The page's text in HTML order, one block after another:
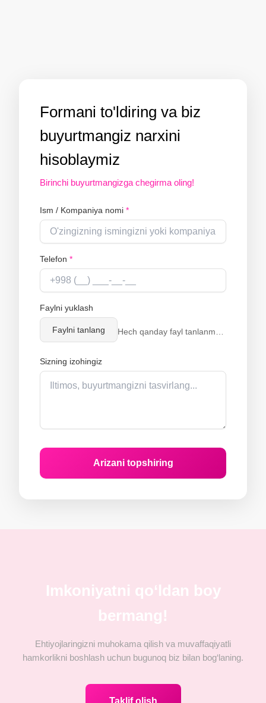
Formani to'ldiring va biz
buyurtmangiz narxini
hisoblaymiz
Birinchi buyurtmangizga chegirma oling!
Ism / Kompaniya nomi *
Telefon *
Faylni yuklash
Faylni tanlang
Sizning izohingiz
Arizani topshiring
Imkoniyatni qo‘ldan boy
bermang!
Ehtiyojlaringizni muhokama qilish va muvaffaqiyatli
hamkorlikni boshlash uchun bugunoq biz bilan bog‘laning.
Taklif olish